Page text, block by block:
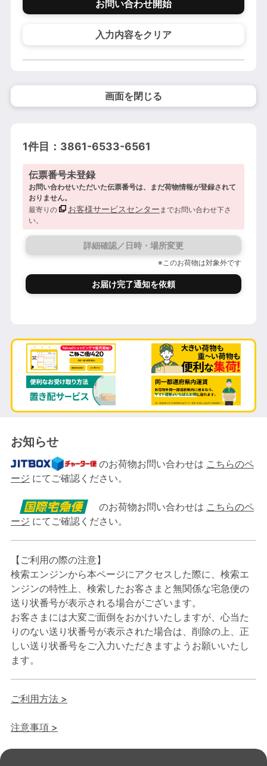
お問い合わせ開始
入力内容をクリア
画面を閉じる
1件目：3861-6533-6561
伝票番号未登録
お問い合わせいただいた伝票番号は、まだ荷物情報が登録されて
おりません。
最寄りの
お客様サービスセンター までお問い合わせ下さ
い。
詳細確認／日時・場所変更
※このお荷物は対象外です
お届け完了通知を依頼
お知らせ
のお荷物お問い合わせは こちらのペ
ージ にてご確認ください。
のお荷物お問い合わせは こちらのペ
ージ にてご確認ください。
【ご利用の際の注意】
検索エンジンから本ページにアクセスした際に、検索エ
ンジンの特性上、検索したお客さまと無関係な宅急便の
送り状番号が表示される場合がございます。
お客さまには大変ご面倒をおかけいたしますが、心当た
りのない送り状番号が表示された場合は、削除の上、正
しい送り状番号をご入力いただきますようお願いいたし
ます。
ご利用方法 >
注意事項 >